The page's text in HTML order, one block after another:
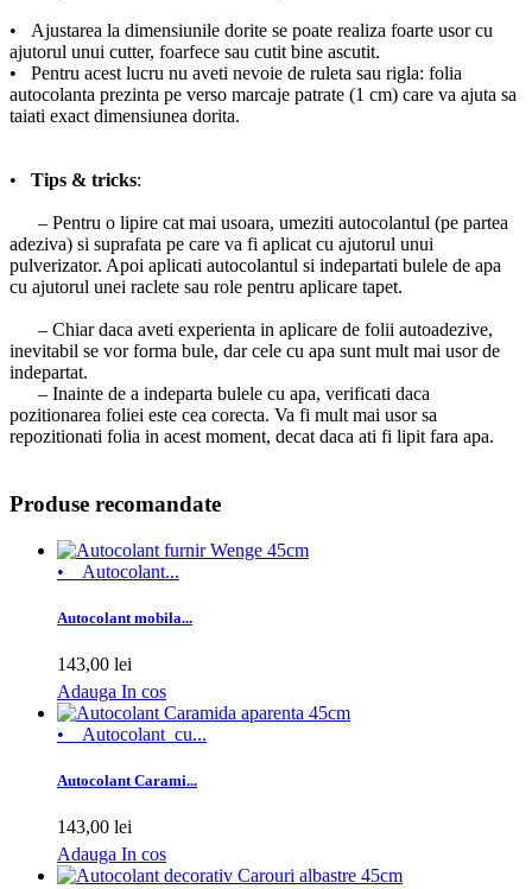
• Ajustarea la dimensiunile dorite se poate realiza foarte usor cu
ajutorul unui cutter, foarfece sau cutit bine ascutit.
• Pentru acest lucru nu aveti nevoie de ruleta sau rigla: folia
autocolanta prezinta pe verso marcaje patrate (1 cm) care va ajuta sa
taiati exact dimensiunea dorita.
• Tips & tricks:
– Pentru o lipire cat mai usoara, umeziti autocolantul (pe partea
adeziva) si suprafata pe care va fi aplicat cu ajutorul unui
pulverizator. Apoi aplicati autocolantul si indepartati bulele de apa
cu ajutorul unei raclete sau role pentru aplicare tapet.
– Chiar daca aveti experienta in aplicare de folii autoadezive,
inevitabil se vor forma bule, dar cele cu apa sunt mult mai usor de
indepartat.
– Inainte de a indeparta bulele cu apa, verificati daca
pozitionarea foliei este cea corecta. Va fi mult mai usor sa
repozitionati folia in acest moment, decat daca ati fi lipit fara apa.
Produse recomandate
• Autocolant...
Autocolant mobila...
143,00 lei
Adauga In cos
• Autocolant cu...
Autocolant Carami...
143,00 lei
Adauga In cos